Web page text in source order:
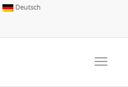
Deutsch